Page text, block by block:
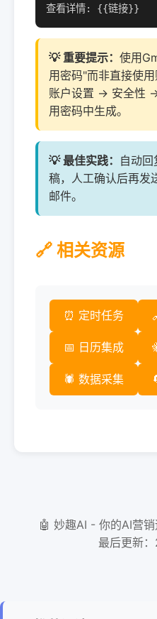
查看详情: {{链接}}
💡 重要提示： 使用
用密码"而非直接使
账户设置 → 安全性
用密码中生成。
💡 最佳实践： 自动
稿，人工确认后再发
邮件。
🔗 相关资源
⏰ 定时任务
📅 日历集成
🕷️ 数据采集
🤖 妙趣AI - 你的AI营销
最后更新